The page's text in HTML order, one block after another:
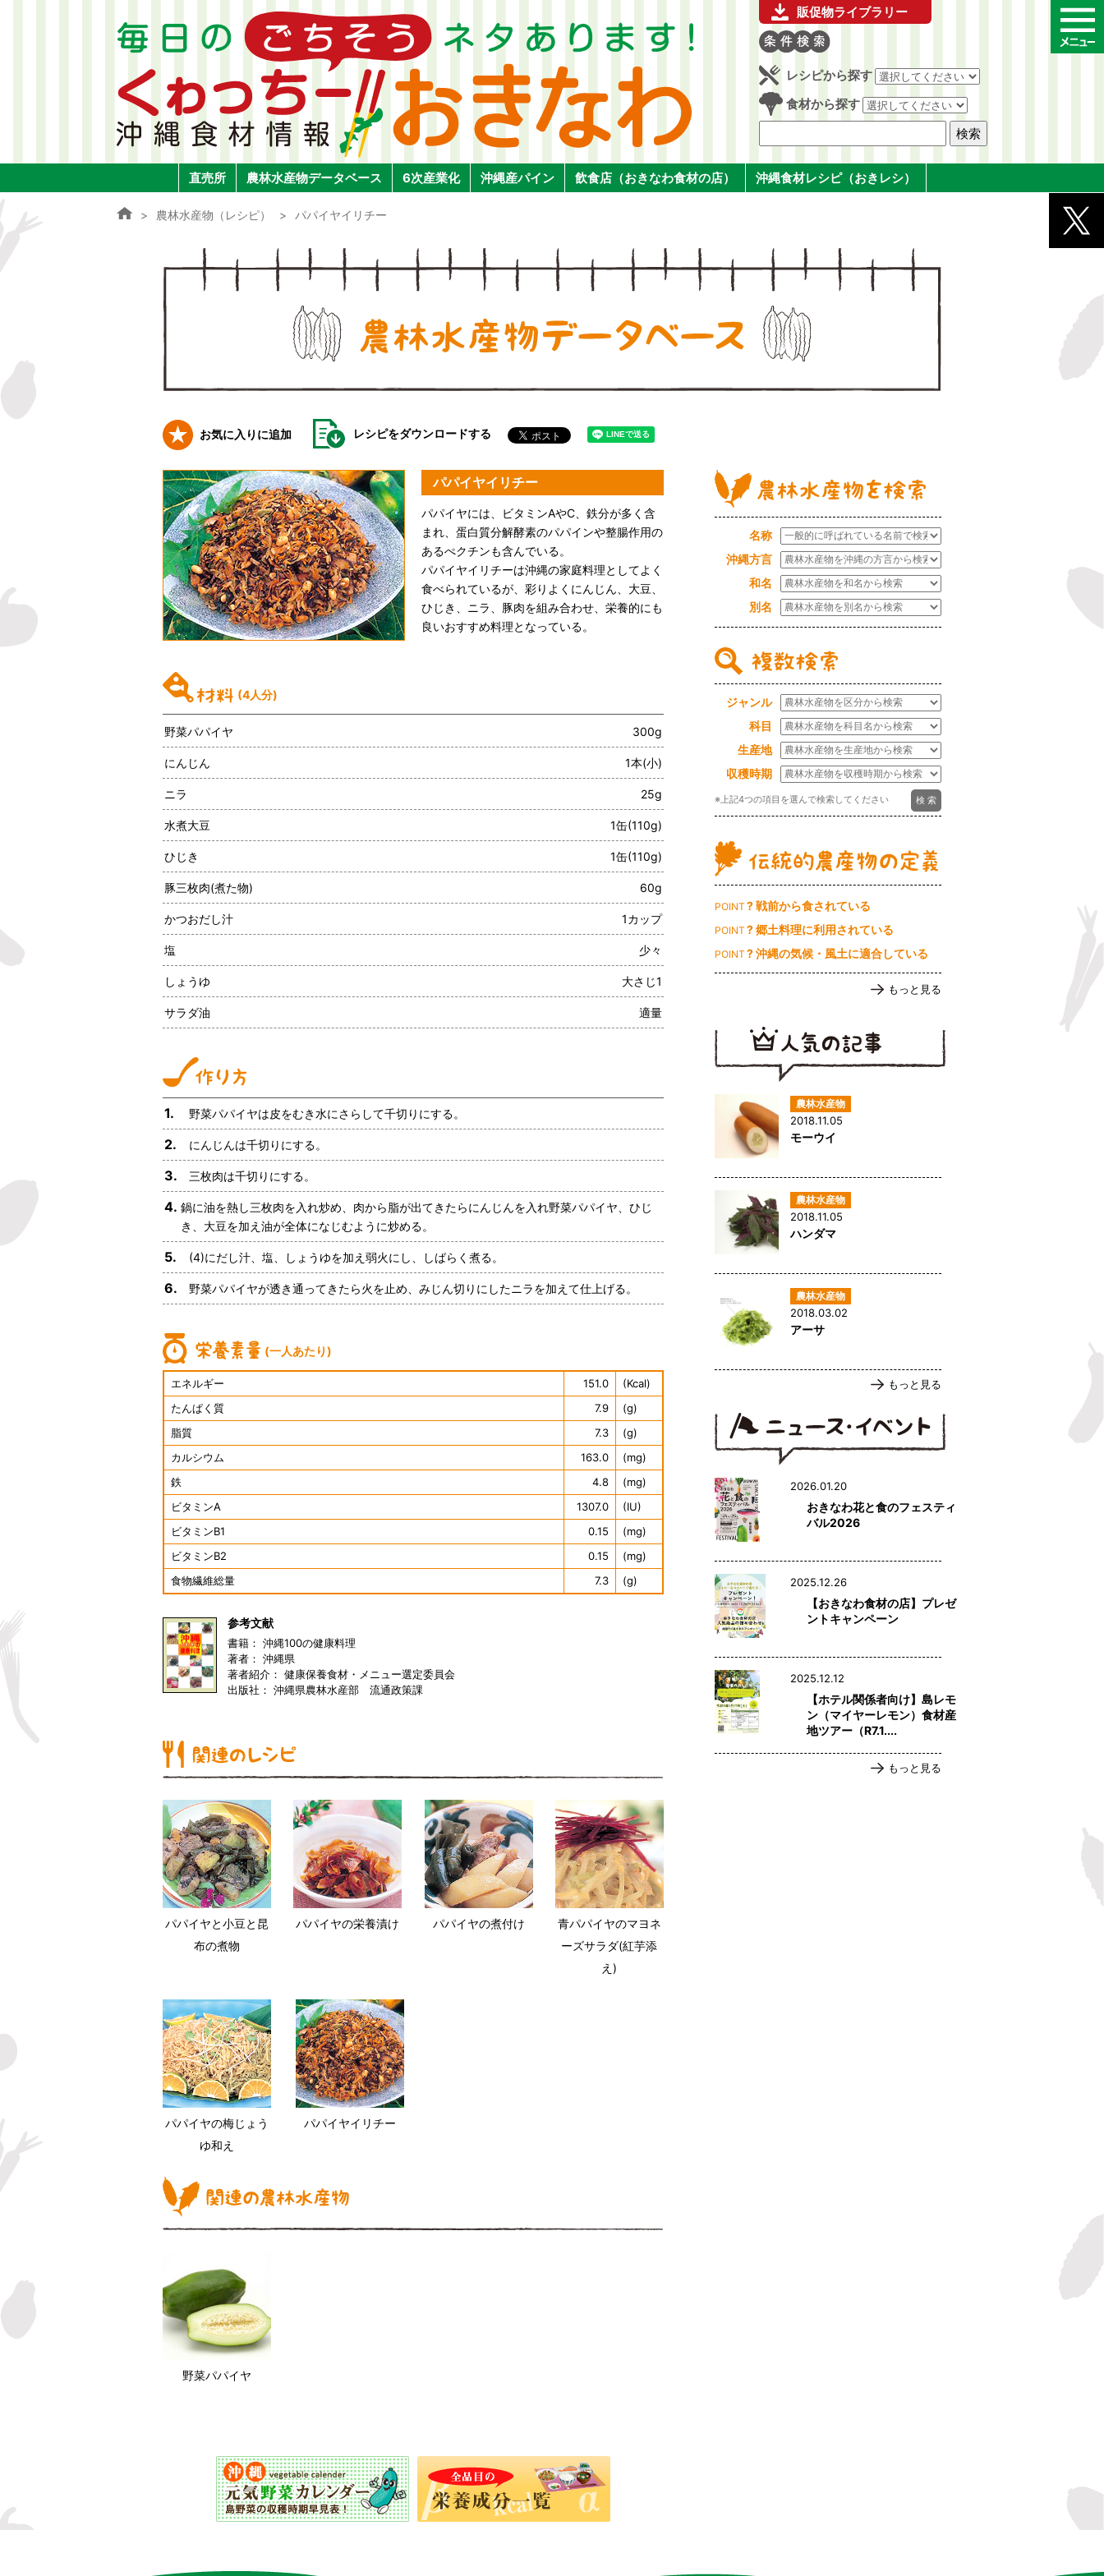
販促物ライブラリー
レシピから探す
食材から探す
直売所 農林水産物データベース 6次産業化 沖縄産パイン 飲食店（おきなわ食材の店） 沖縄食材レシピ（おきレシ）
農林水産物（レシピ） パパイヤイリチー
お気に入りに追加 レシピをダウンロードする
パパイヤイリチー
パパイヤには、ビタミンAやC、鉄分が多く含
まれ、蛋白質分解酵素のパパインや整腸作用の
あるぺクチンも含んでいる。
パパイヤイリチーは沖縄の家庭料理としてよく
食べられているが、彩りよくにんじん、大豆、
ひじき、ニラ、豚肉を組み合わせ、栄養的にも
良いおすすめ料理となっている。
(4人分)
野菜パパイヤ 300g
にんじん 1本(小)
ニラ 25g
水煮大豆 1缶(110g)
ひじき 1缶(110g)
豚三枚肉(煮た物) 60g
かつおだし汁 1カップ
塩 少々
しょうゆ 大さじ1
サラダ油 適量
1. 野菜パパイヤは皮をむき水にさらして千切りにする。
2. にんじんは千切りにする。
3. 三枚肉は千切りにする。
4. 鍋に油を熱し三枚肉を入れ炒め、肉から脂が出てきたらにんじんを入れ野菜パパイヤ、ひじ
き、大豆を加え油が全体になじむように炒める。
5. (4)にだし汁、塩、しょうゆを加え弱火にし、しばらく煮る。
6. 野菜パパイヤが透き通ってきたら火を止め、みじん切りにしたニラを加えて仕上げる。
(一人あたり)
エネルギー 151.0
(Kcal)
たんぱく質
7.9
(g)
脂質
7.3
(g)
カルシウム
163.0
(mg)
鉄
4.8
(mg)
ビタミンA
1307.0
(IU)
ビタミンB1
0.15
(mg)
ビタミンB2
0.15
(mg)
食物繊維総量
7.3 (g)
参考文献
書籍： 沖縄100の健康料理
著者： 沖縄県
著者紹介： 健康保養食材・メニュー選定委員会
出版社： 沖縄県農林水産部 流通政策課
パパイヤと小豆と昆
布の煮物
パパイヤの栄養漬け パパイヤの煮付け
青パパイヤのマヨネ
ーズサラダ(紅芋添
え)
パパイヤの梅じょう
ゆ和え
パパイヤイリチー
野菜パパイヤ
名称
沖縄方言
和名
別名
ジャンル
科目
生産地
収穫時期
※上記4つの項目を選んで検索してください
POINT ? 戦前から食されている
POINT ? 郷土料理に利用されている
POINT ? 沖縄の気候・風土に適合している
もっと見る
2018.11.05
モーウイ
2018.11.05
ハンダマ
2018.03.02
アーサ
もっと見る
2026.01.20
おきなわ花と食のフェスティ
バル2026
2025.12.26
【おきなわ食材の店】プレゼ
ントキャンペーン
2025.12.12
【ホテル関係者向け】島レモ
ン（マイヤーレモン）食材産
地ツアー（R7.1....
もっと見る